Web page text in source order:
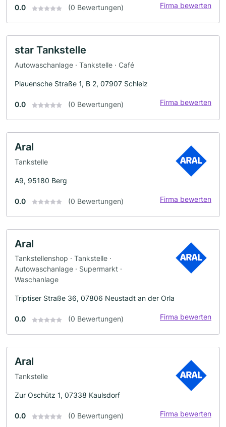
0.0 (0 Bewertungen) Firma bewerten
star Tankstelle
Autowaschanlage · Tankstelle · Café
Plauensche Straße 1, B 2, 07907 Schleiz
0.0 (0 Bewertungen) Firma bewerten
Aral
Tankstelle
A9, 95180 Berg
0.0 (0 Bewertungen) Firma bewerten
Aral
Tankstellenshop · Tankstelle ·
Autowaschanlage · Supermarkt ·
Waschanlage
Triptiser Straße 36, 07806 Neustadt an der Orla
0.0 (0 Bewertungen) Firma bewerten
Aral
Tankstelle
Zur Oschütz 1, 07338 Kaulsdorf
0.0 (0 Bewertungen) Firma bewerten